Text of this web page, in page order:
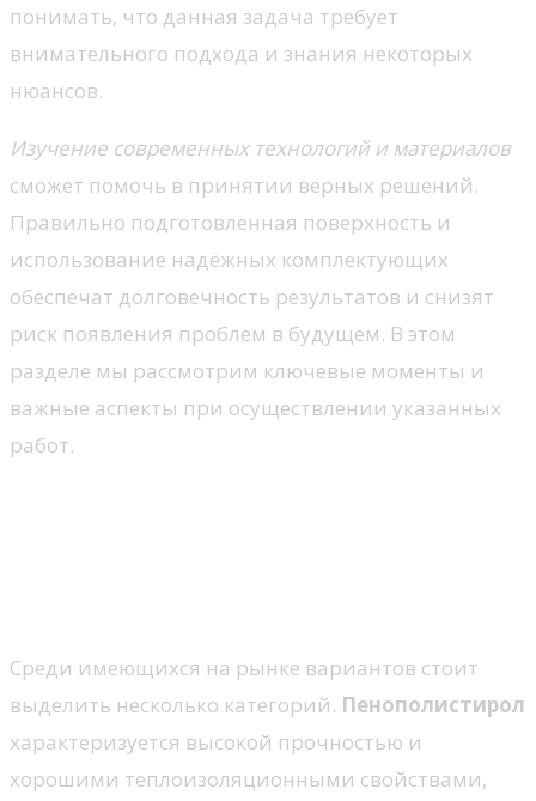
понимать, что данная задача требует
внимательного подхода и знания некоторых
нюансов.
Изучение современных технологий и материалов
сможет помочь в принятии верных решений.
Правильно подготовленная поверхность и
использование надёжных комплектующих
обеспечат долговечность результатов и снизят
риск появления проблем в будущем. В этом
разделе мы рассмотрим ключевые моменты и
важные аспекты при осуществлении указанных
работ.
Среди имеющихся на рынке вариантов стоит
выделить несколько категорий. Пенополистирол
характеризуется высокой прочностью и
хорошими теплоизоляционными свойствами,